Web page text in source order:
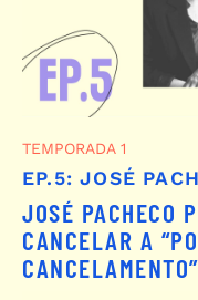
TEMPORADA 1
EP.5: JOSÉ
JOSÉ PACHECO
CANCELAR A